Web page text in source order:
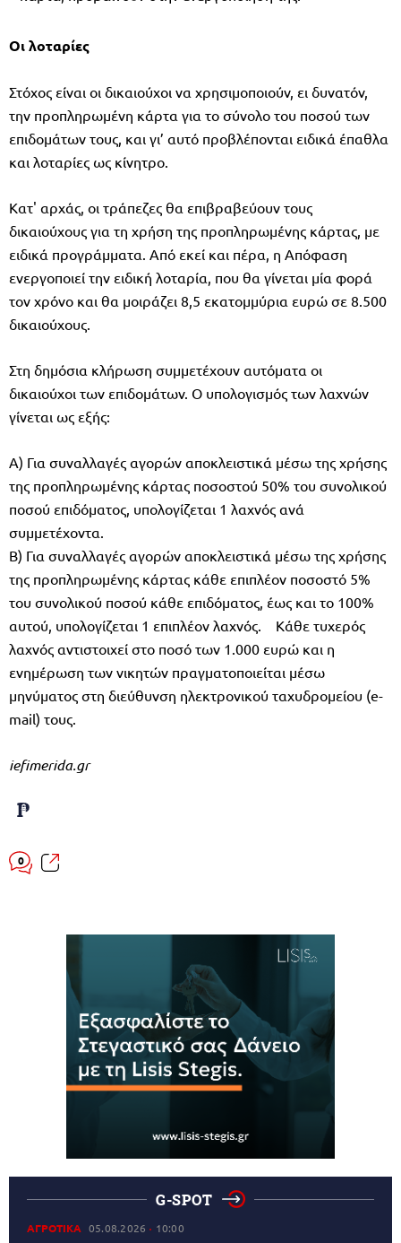
Οι λοταρίες
Στόχος είναι οι δικαιούχοι να χρησιμοποιούν, ει δυνατόν,
την προπληρωμένη κάρτα για το σύνολο του ποσού των
επιδομάτων τους, και γι’ αυτό προβλέπονται ειδικά έπαθλα
και λοταρίες ως κίνητρο.
Κατ' αρχάς, οι τράπεζες θα επιβραβεύουν τους
δικαιούχους για τη χρήση της προπληρωμένης κάρτας, με
ειδικά προγράμματα. Από εκεί και πέρα, η Απόφαση
ενεργοποιεί την ειδική λοταρία, που θα γίνεται μία φορά
τον χρόνο και θα μοιράζει 8,5 εκατομμύρια ευρώ σε 8.500
δικαιούχους.
Στη δημόσια κλήρωση συμμετέχουν αυτόματα οι
δικαιούχοι των επιδομάτων. Ο υπολογισμός των λαχνών
γίνεται ως εξής:
Α) Για συναλλαγές αγορών αποκλειστικά μέσω της χρήσης
της προπληρωμένης κάρτας ποσοστού 50% του συνολικού
ποσού επιδόματος, υπολογίζεται 1 λαχνός ανά
συμμετέχοντα.
Β) Για συναλλαγές αγορών αποκλειστικά μέσω της χρήσης
της προπληρωμένης κάρτας κάθε επιπλέον ποσοστό 5%
του συνολικού ποσού κάθε επιδόματος, έως και το 100%
αυτού, υπολογίζεται 1 επιπλέον λαχνός. Κάθε τυχερός
λαχνός αντιστοιχεί στο ποσό των 1.000 ευρώ και η
ενημέρωση των νικητών πραγματοποιείται μέσω
μηνύματος στη διεύθυνση ηλεκτρονικού ταχυδρομείου (e-
mail) τους.
iefimerida.gr
0
G-SPOT
ΑΓΡΟΤΙΚΑ 05.08.2026 10:00